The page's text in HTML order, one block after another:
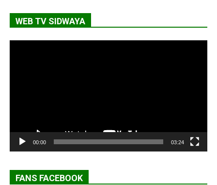
WEB TV SIDWAYA
00:00 03:24
FANS FACEBOOK